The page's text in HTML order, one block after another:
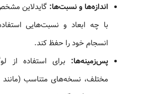
اندازه‌ها و نسبت‌ها: گایدلاین
با چه ابعاد و نسبت‌هایی
انسجام خود را حفظ کند.
پس‌زمینه‌ها: برای استفاده از
مختلف، نسخه‌های متناسب (مانند